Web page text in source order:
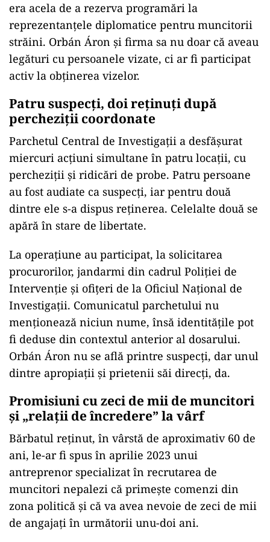
era acela de a rezerva programări la
reprezentanțele diplomatice pentru muncitorii
străini. Orbán Áron și firma sa nu doar că aveau
legături cu persoanele vizate, ci ar fi participat
activ la obținerea vizelor.
Patru suspecți, doi reținuți după
percheziții coordonate
Parchetul Central de Investigații a desfășurat
miercuri acțiuni simultane în patru locații, cu
percheziții și ridicări de probe. Patru persoane
au fost audiate ca suspecți, iar pentru două
dintre ele s-a dispus reținerea. Celelalte două se
apără în stare de libertate.
La operațiune au participat, la solicitarea
procurorilor, jandarmi din cadrul Poliției de
Intervenție și ofițeri de la Oficiul Național de
Investigații. Comunicatul parchetului nu
menționează niciun nume, însă identitățile pot
fi deduse din contextul anterior al dosarului.
Orbán Áron nu se află printre suspecți, dar unul
dintre apropiații și prietenii săi direcți, da.
Promisiuni cu zeci de mii de muncitori
și „relații de încredere” la vârf
Bărbatul reținut, în vârstă de aproximativ 60 de
ani, le-ar fi spus în aprilie 2023 unui
antreprenor specializat în recrutarea de
muncitori nepalezi că primește comenzi din
zona politică și că va avea nevoie de zeci de mii
de angajați în următorii unu-doi ani.